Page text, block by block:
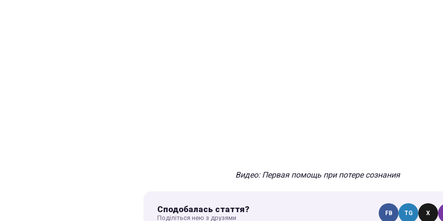
Видео: Первая помощь при потере сознания
Сподобалась стаття?
Поділіться нею з друзями
FB TG X